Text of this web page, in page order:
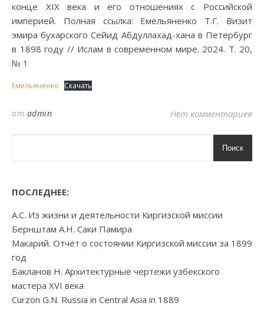
конце XIX века и его отношениях с Российской
империей. Полная ссылка: Емельяненко Т.Г. Визит
эмира бухарского Сейид Абдуллахад-хана в Петербург
в 1898 году // Ислам в современном мире. 2024. Т. 20,
№ 1
Емельяненко Скачать
от admin Нет комментариев
Поиск
ПОСЛЕДНЕЕ:
А.С. Из жизни и деятельности Киргизской миссии
Бернштам А.Н. Саки Памира
Макарий. Отчёт о состоянии Киргизской миссии за 1899
год
Бакланов Н. Архитектурные чертежи узбекского
мастера XVI века
Curzon G.N. Russia in Central Asia in 1889